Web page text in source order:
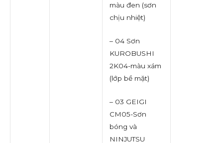
màu đen (sơn
chịu nhiệt)
– 04 Sơn
KUROBUSHI
2K04-màu xám
(lớp bề mặt)
– 03 GEIGI
CM05-Sơn
bóng và
NINJUTSU